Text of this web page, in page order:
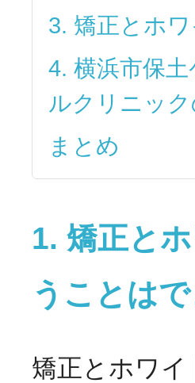
3. 矯正とホ
4. 横浜市保
ルクリニッ
まとめ
1. 矯正と
うことは
矯正とホワ